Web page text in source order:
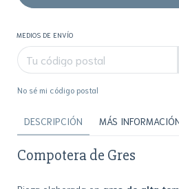
MEDIOS DE ENVÍO
No sé mi código postal
DESCRIPCIÓN MÁS
Compotera de Gres